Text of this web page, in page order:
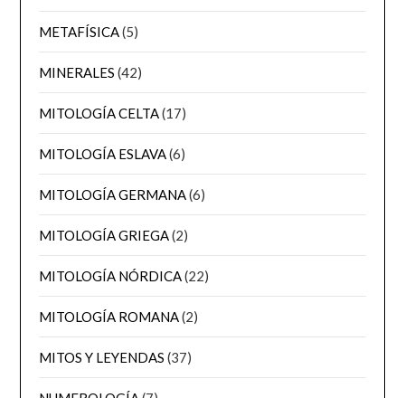
METAFÍSICA(5)
MINERALES (42)
MITOLOGÍA CELTA(17)
MITOLOGÍA ESLAVA(6)
MITOLOGÍA GERMANA(6)
MITOLOGÍA GRIEGA(2)
MITOLOGÍA NÓRDICA(22)
MITOLOGÍA ROMANA(2)
MITOS Y LEYENDAS (37)